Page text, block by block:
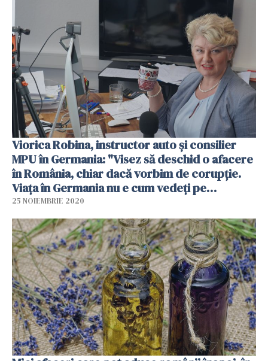
Viorica Robina, instructor auto și consilier
MPU în Germania: "Visez să deschid o afacere
în România, chiar dacă vorbim de corupție.
Viața în Germania nu e cum vedeți pe
Facebook"
25 NOIEMBRIE 2020